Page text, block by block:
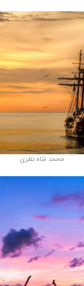
محمد شاه نظری